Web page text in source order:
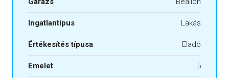
Ingatlantípus Lakás
Értékesítés típusa Eladó
Emelet 5